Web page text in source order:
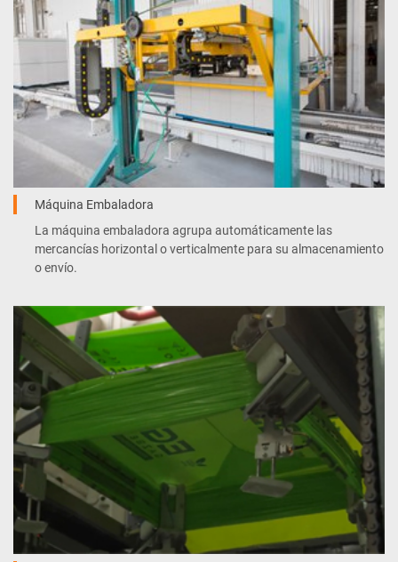
Máquina Embaladora
La máquina embaladora agrupa automáticamente las
mercancías horizontal o verticalmente para su almacenamiento
o envío.